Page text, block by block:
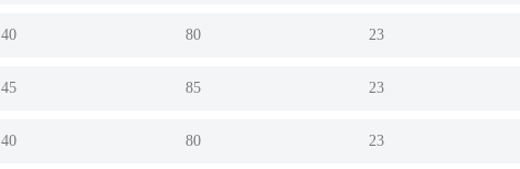
40 80 23
45 85 23
40 80 23